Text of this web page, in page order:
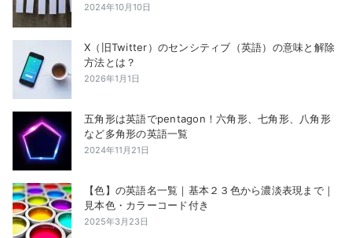
2024年10月10日
X（旧Twitter）のセンシティブ（英語）の意味と解除
方法とは？
2026年1月1日
五角形は英語でpentagon！六角形、七角形、八角形
など多角形の英語一覧
2024年11月21日
【色】の英語名一覧｜基本２３色から濃淡表現まで｜
見本色・カラーコード付き
2025年3月23日